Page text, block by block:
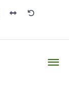
de linha
Espaço dos
Redefinir